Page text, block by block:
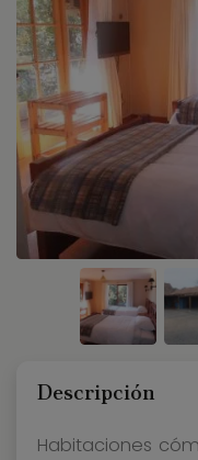
Descripción
Habitaciones